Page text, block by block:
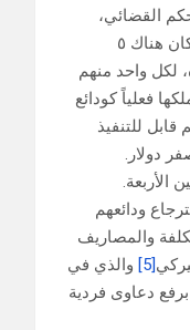
القضائي،
بالتعرض لما هو موجود فعلياً من ودائع باقي المودعين لتسديد كامل قيمة الوديعة للمودع المنفذ جبرياً. أي انه اذا كان هناك ٥
لكل واحد منهم
فعلياً كودائع
للتنفيذ
دولار.
الأربعة.
ودائعهم
والمصاريف
[5]
والذي في
دعاوى فردية